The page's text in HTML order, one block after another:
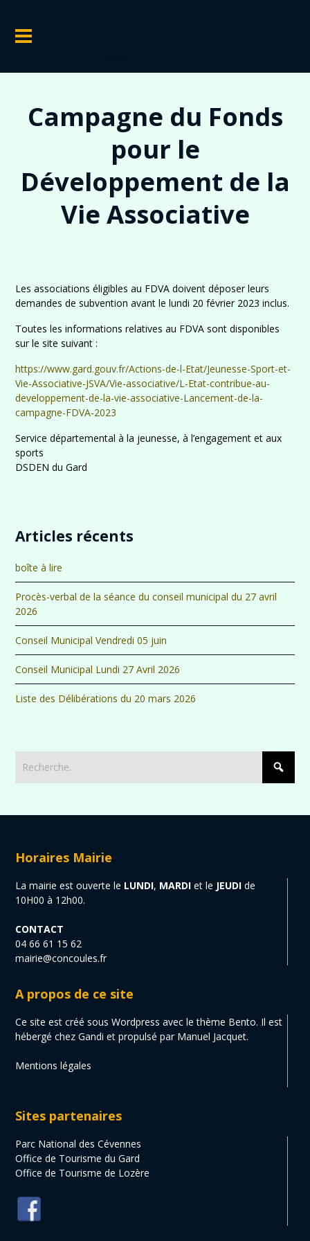
Campagne du Fonds
pour le
Développement de la
Vie Associative
Les associations éligibles au FDVA doivent déposer leurs
demandes de subvention avant le lundi 20 février 2023 inclus.
Toutes les informations relatives au FDVA sont disponibles
sur le site suivant :
https://www.gard.gouv.fr/Actions-de-l-Etat/Jeunesse-Sport-et-
Vie-Associative-JSVA/Vie-associative/L-Etat-contribue-au-
developpement-de-la-vie-associative-Lancement-de-la-
campagne-FDVA-2023
Service départemental à la jeunesse, à l’engagement et aux
sports
DSDEN du Gard
Articles récents
boîte à lire
Procès-verbal de la séance du conseil municipal du 27 avril
2026
Conseil Municipal Vendredi 05 juin
Conseil Municipal Lundi 27 Avril 2026
Liste des Délibérations du 20 mars 2026
Horaires Mairie
La mairie est ouverte le LUNDI, MARDI et le JEUDI de
10H00 à 12h00.
CONTACT
04 66 61 15 62
mairie@concoules.fr
A propos de ce site
Ce site est créé sous Wordpress avec le thème Bento. Il est
hébergé chez Gandi et propulsé par Manuel Jacquet.
Mentions légales
Sites partenaires
Parc National des Cévennes
Office de Tourisme du Gard
Office de Tourisme de Lozère